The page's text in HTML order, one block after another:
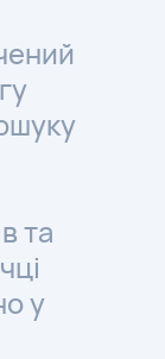
та
у